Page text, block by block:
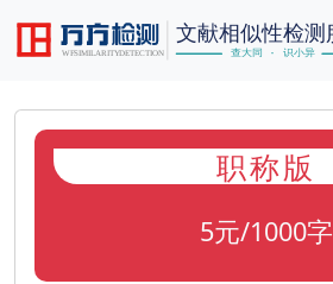
职称版
5元/1000字